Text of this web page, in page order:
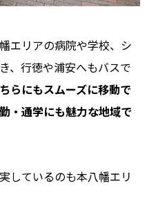
エリアの病院や学校、シ
、行徳や浦安へもバスで
らにもスムーズに移動で
・通学にも魅力な地域で
しているのも本八幡エリ